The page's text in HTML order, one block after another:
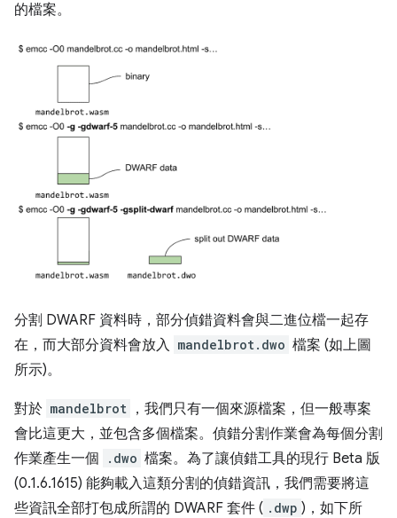
的檔案。
分割 DWARF 資料時，部分偵錯資料會與二進位檔一起存
在，而大部分資料會放入 mandelbrot.dwo 檔案 (如上圖
所示)。
對於 mandelbrot ，我們只有一個來源檔案，但一般專案
會比這更大，並包含多個檔案。偵錯分割作業會為每個分割
作業產生一個
.dwo 檔案。為了讓偵錯工具的現行 Beta 版
(0.1.6.1615) 能夠載入這類分割的偵錯資訊，我們需要將這
些資訊全部打包成所謂的 DWARF 套件 ( .dwp )，如下所